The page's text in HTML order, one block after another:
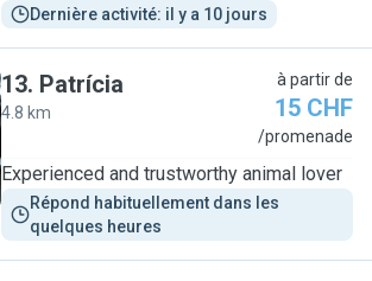
Dernière activité: il y a 10 jours
13. Patrícia
4.8 km
à partir de
15 CHF
/promenade
Experienced and trustworthy animal lover
Répond habituellement dans les
quelques heures